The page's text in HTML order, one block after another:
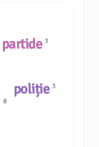
poliție 3
partide 3
8